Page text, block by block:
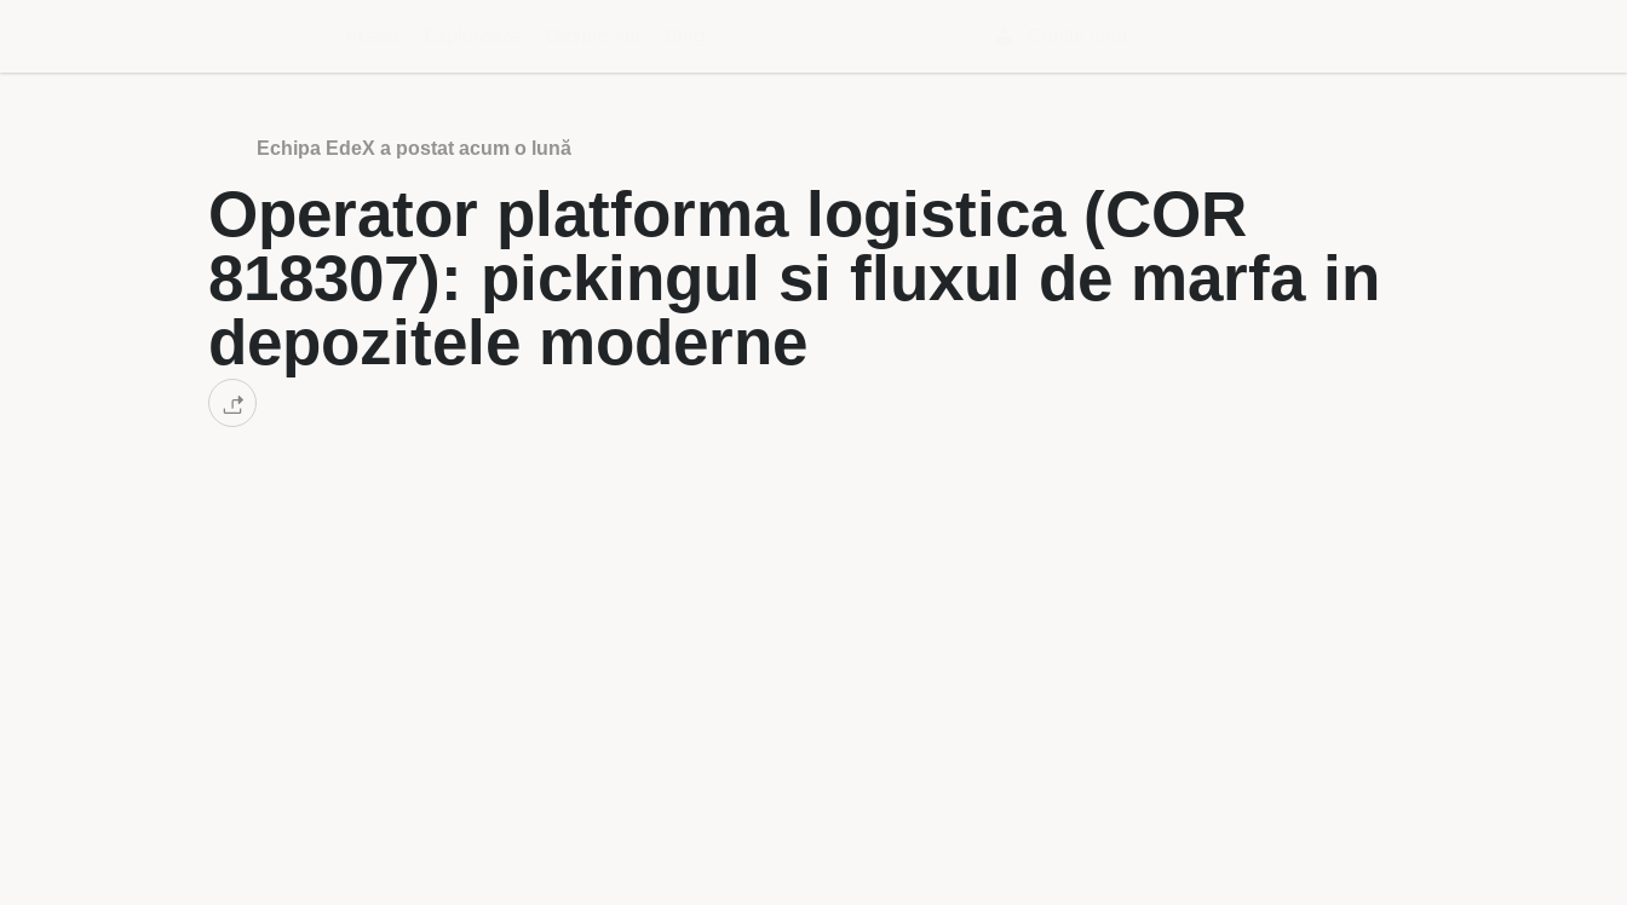
Echipa EdeX a postat acum o lună
Operator platforma logistica (COR
818307): pickingul si fluxul de marfa in
depozitele moderne